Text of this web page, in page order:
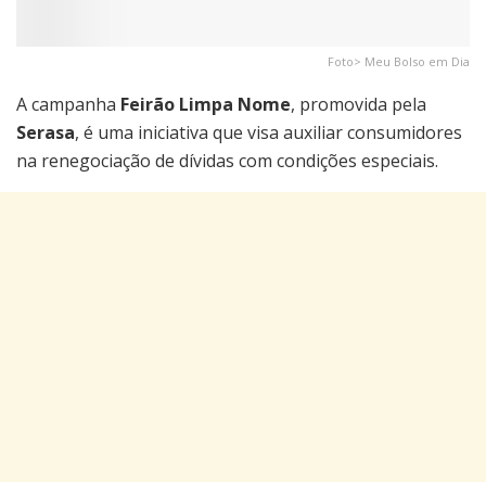
Foto> Meu Bolso em Dia
A campanha Feirão Limpa Nome, promovida pela
Serasa, é uma iniciativa que visa auxiliar consumidores
na renegociação de dívidas com condições especiais.